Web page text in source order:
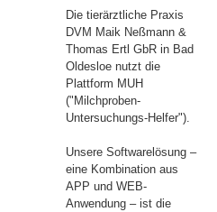
Die tierärztliche Praxis
DVM Maik Neßmann &
Thomas Ertl GbR in Bad
Oldesloe nutzt die
Plattform MUH
("Milchproben-
Untersuchungs-Helfer").
Unsere Softwarelösung –
eine Kombination aus
APP und WEB-
Anwendung – ist die